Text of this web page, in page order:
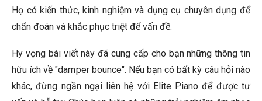
Họ có kiến thức, kinh nghiệm và dụng cụ chuyên dụng để
chẩn đoán và khắc phục triệt để vấn đề.
Hy vọng bài viết này đã cung cấp cho bạn những thông tin
hữu ích về "damper bounce". Nếu bạn có bất kỳ câu hỏi nào
khác, đừng ngần ngại liên hệ với Elite Piano để được tư